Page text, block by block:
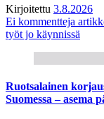
Kirjoitettu 3.8.2026
Ei kommentteja
työt jo käynnissä
Ruotsalainen
Suomessa – asema